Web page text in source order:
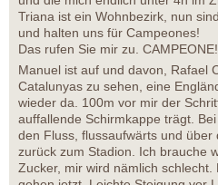
Triana ist ein Wohnbezirk, nun
und halten uns für Campeones!
Das rufen Sie mir zu.
Manuel ist auf und davon, Rafael
Catalunyas zu sehen, eine
wieder da. 100m vor mir der
auffallende Schirmkappe trägt.
den Fluss, flussaufwärts und
zurück zum Stadion. Ich brauche
Zucker, mir wird nämlich schlecht.